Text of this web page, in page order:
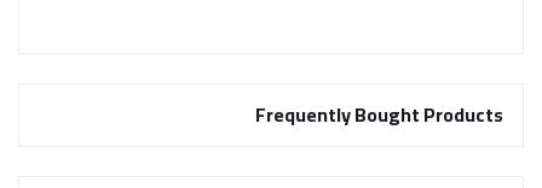
Frequently Bought Products